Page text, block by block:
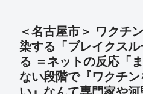
＜名古屋市＞ ワクチ
染する「ブレイクス
る ＝ネットの反応「
ない段階で『ワクチ